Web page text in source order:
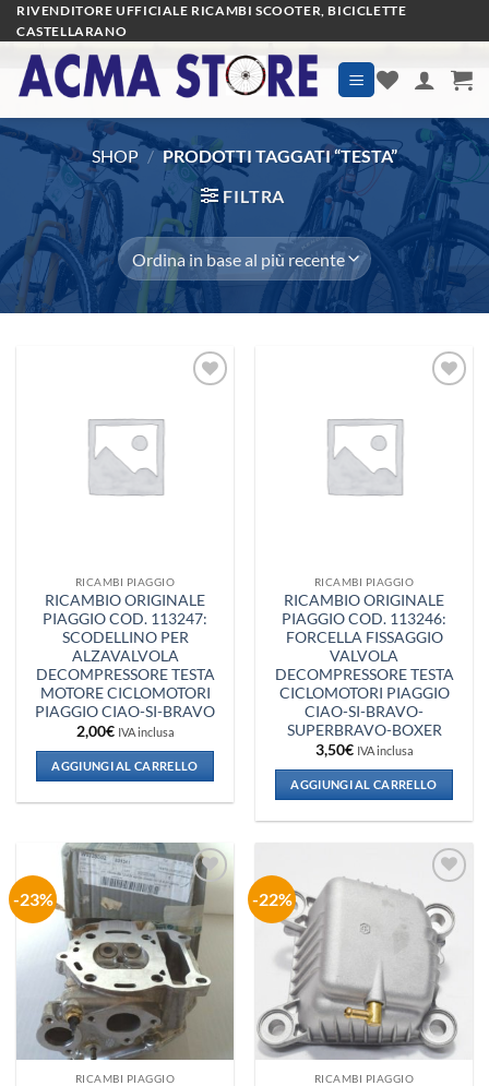
Salta
ai
contenuti
RIVENDITORE UFFICIALE RICAMBI SCOOTER, BICICLETTE
CASTELLARANO
SHOP / PRODOTTI TAGGATI “TESTA”
FILTRA
RICAMBI PIAGGIO
RICAMBIO ORIGINALE
PIAGGIO COD. 113247:
SCODELLINO PER
ALZAVALVOLA
DECOMPRESSORE TESTA
MOTORE CICLOMOTORI
PIAGGIO CIAO-SI-BRAVO
2,00€ IVA inclusa
AGGIUNGI AL CARRELLO
RICAMBI PIAGGIO
RICAMBIO ORIGINALE
PIAGGIO COD. 113246:
FORCELLA FISSAGGIO
VALVOLA
DECOMPRESSORE TESTA
CICLOMOTORI PIAGGIO
CIAO-SI-BRAVO-
SUPERBRAVO-BOXER
3,50€ IVA inclusa
AGGIUNGI AL CARRELLO
-23%
Aggiungi
alla lista
dei
desideri
RICAMBI PIAGGIO
-22%
Aggiungi
alla lista
dei
desideri
RICAMBI PIAGGIO